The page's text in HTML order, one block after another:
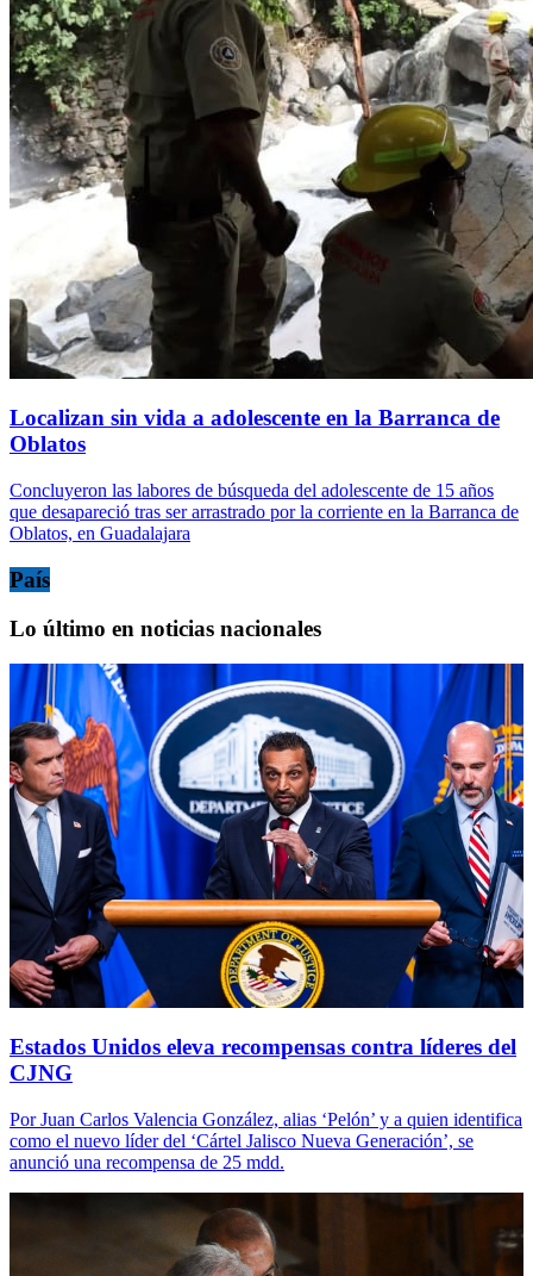
Localizan sin vida a adolescente en la Barranca de
Oblatos
Concluyeron las labores de búsqueda del adolescente de 15 años
que desapareció tras ser arrastrado por la corriente en la Barranca de
Oblatos, en Guadalajara
País
Lo último en noticias nacionales
Estados Unidos eleva recompensas contra líderes del
CJNG
Por Juan Carlos Valencia González, alias ‘Pelón’ y a quien identifica
como el nuevo líder del ‘Cártel Jalisco Nueva Generación’, se
anunció una recompensa de 25 mdd.